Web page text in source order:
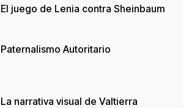
El juego de Lenia contra Sheinbaum
Paternalismo Autoritario
La narrativa visual de Valtierra